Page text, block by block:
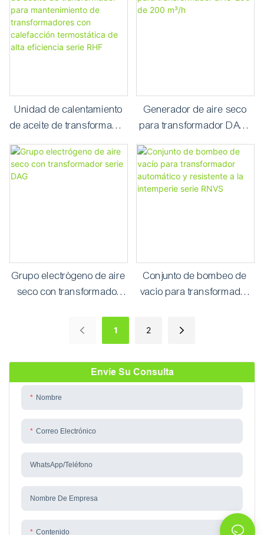
Envíe Su Consulta
Nombre
Correo Electrónico
WhatsApp/teléfono
Nombre De Empresa
Contenido
aislante
Unidad de calentamiento
de aceite de transformador
para mantenimiento de
transformadores con
calefacción termostática
Generador de aire seco
para transformador DAG-
200 de 200 m³/h
Grupo electrógeno de aire
seco con transformador
Conjunto de bombeo de
vacío para transformador
intemperie serie RNVS
1 2